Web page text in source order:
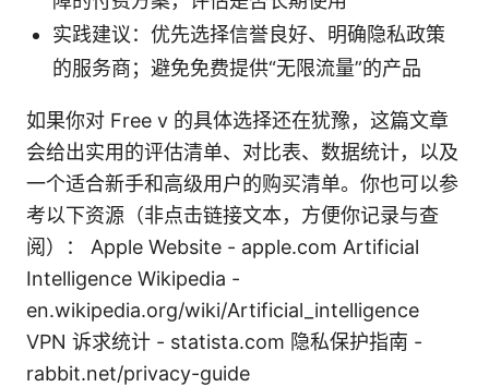
实践建议：优先选择信誉良好、明确隐私政策
的服务商；避免免费提供“无限流量”的产品
如果你对 Free v 的具体选择还在犹豫，这篇文章
会给出实用的评估清单、对比表、数据统计，以及
一个适合新手和高级用户的购买清单。你也可以参
考以下资源（非点击链接文本，方便你记录与查
阅）： Apple Website - apple.com Artificial
Intelligence Wikipedia -
en.wikipedia.org/wiki/Artificial_intelligence
VPN 诉求统计 - statista.com 隐私保护指南 -
rabbit.net/privacy-guide